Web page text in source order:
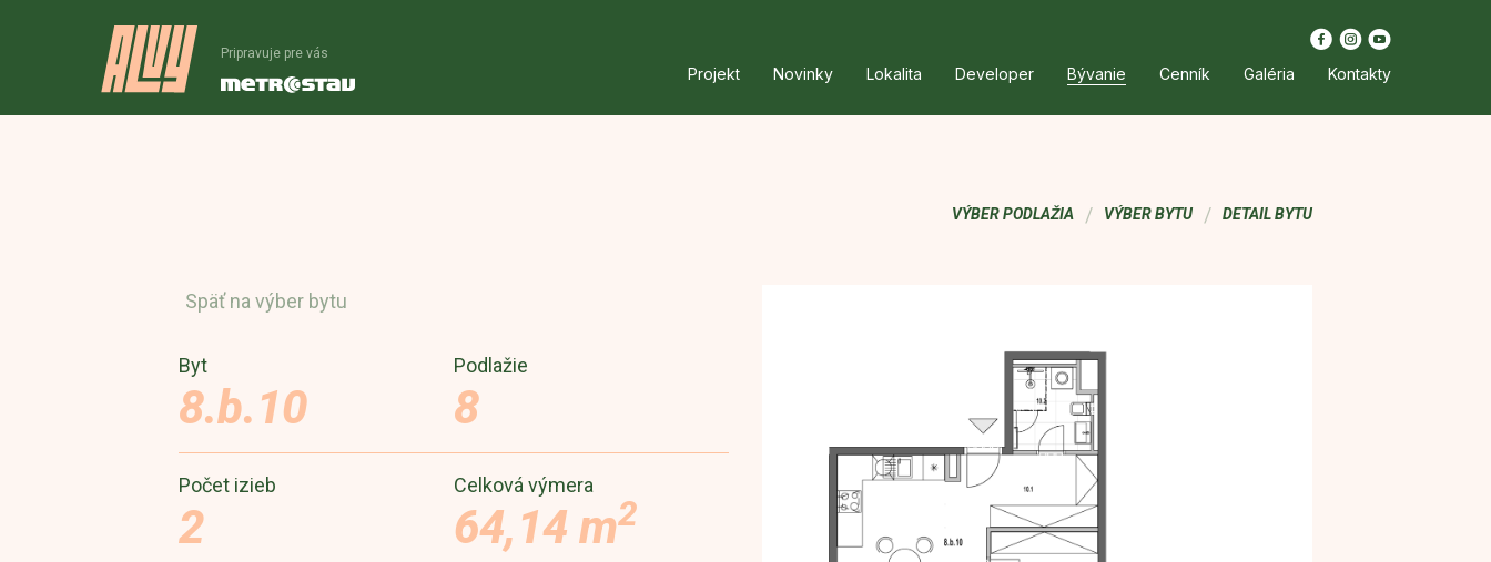
Pripravuje pre vás
Projekt Novinky Lokalita Developer Bývanie Cenník Galéria Kontakty
VÝBER PODLAŽIA / VÝBER BYTU / DETAIL BYTU
Späť na výber bytu
Byt
8.b.10
Podlažie
8
Počet izieb
2
Celková výmera
64,14 m2